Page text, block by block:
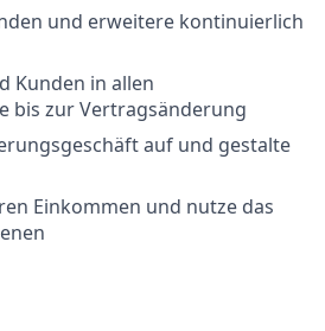
und erweitere kontinuierlich
Kunden in allen
bis zur Vertragsänderung
auf und gestalte
Einkommen und nutze das